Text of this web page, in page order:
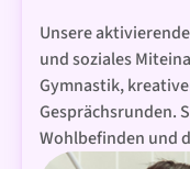
Unsere
und soziales
Gymnastik,
Gesprächsrunden.
Wohlbefinden und